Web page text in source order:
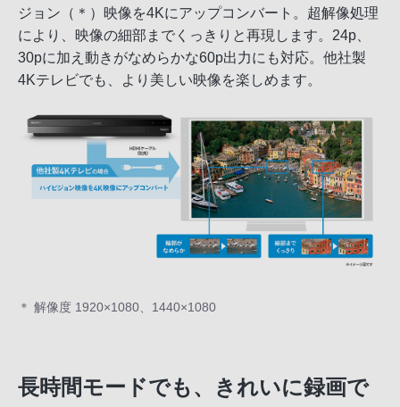
ジョン（＊）映像を4Kにアップコンバート。超解像処理
により、映像の細部までくっきりと再現します。24p、
30pに加え動きがなめらかな60p出力にも対応。他社製
4Kテレビでも、より美しい映像を楽しめます。
＊ 解像度 1920×1080、1440×1080
長時間モードでも、きれいに録画で